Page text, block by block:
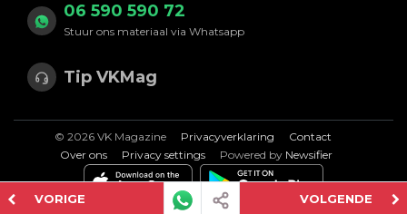
VORIGE VOLGENDE
06 590 590 72
Stuur ons materiaal via Whatsapp
Tip VKMag
© 2026 VK Magazine Privacyverklaring
Contact
Over ons
Privacy settings Powered by Newsifier